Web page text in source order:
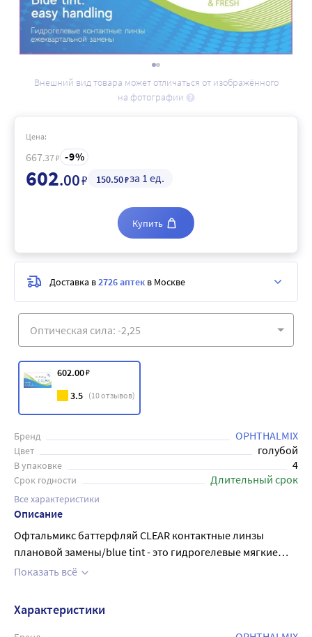
Внешний вид товара может отличаться от изображённого
на фотографии
602.00₽
3.5 (10отзывов)
Бренд OPHTHALMIX
Цвет голубой
В упаковке 4
Срок годности Длительный срок
Все характеристики
Описание
Офтальмикс баттерфляй CLEAR контактные линзы
плановой замены/blue tint - это гидрогелевые мягкие
контактные линзы с рекомендованным сроком замены
для дневного режима ношения. Такой режим
предполагает ношение изделий не более 10 часов в
Показать всё
Цена:
667.37₽ 9
602.00₽ 150.50₽за 1 ед.
Купить
Доставка в2726 аптек в Москве
Характеристики